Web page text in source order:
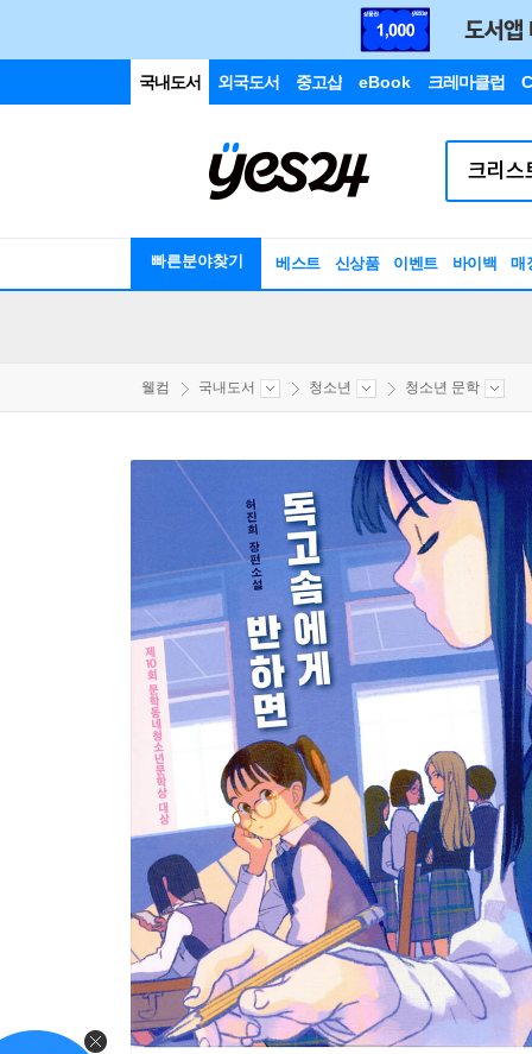
국내도서 외국도서 중고샵 eBook 크레마클럽
빠른분야찾기 베스트 신상품 이벤트 바이백 매
웰컴 국내도서 청소년 청소년 문학